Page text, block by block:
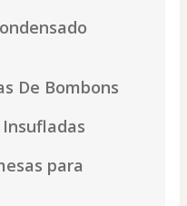
De Bombons
para